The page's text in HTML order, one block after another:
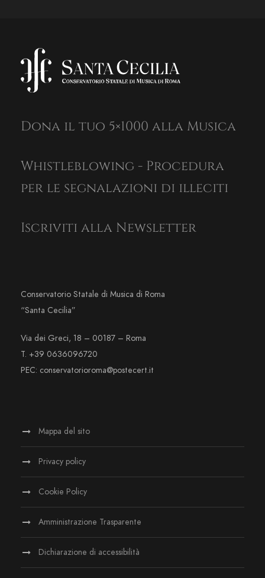
Dona il tuo 5×1000 alla Musica
Whistleblowing - Procedura
per le segnalazioni di illeciti
Iscriviti alla Newsletter
Conservatorio Statale di Musica di Roma
“Santa Cecilia”
Via dei Greci, 18 – 00187 – Roma
T. +39 0636096720
PEC: conservatorioroma@postecert.it
Mappa del sito
Privacy policy
Cookie Policy
Amministrazione Trasparente
Dichiarazione di accessibilità